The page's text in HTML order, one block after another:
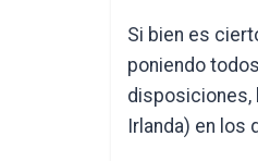
Si bien es
poniendo
disposiciones,
Irlanda) en los